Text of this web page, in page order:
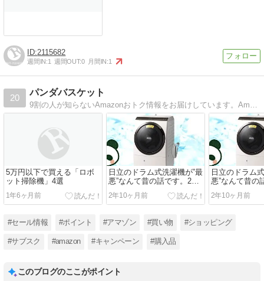
2115682
週間IN:1 週間OUT:0 月間IN:1
20
パンダバスケット
9割の人が知らないAmazonおトク情報をお届けしています。Amazonで購入したオススメ商品を紹介したり、Amazonにはびこる粗悪品・中華商品を回避する方法などを伝授しています。
5万円以下で買える「ロボ
ット掃除機」4選
1年6ヶ月前
日立のドラム式洗濯機が”最
悪”なんて昔の話です。2年
以上使用して分かった悪い
点
2年10ヶ月前
日立のドラム
悪”なんて昔の
以上使用して
点
2年10ヶ月前
#セール情報 #ポイント #アマゾン #買い物 #ショッピング
#サブスク #amazon #キャンペーン #購入品
このブログのここがポイント